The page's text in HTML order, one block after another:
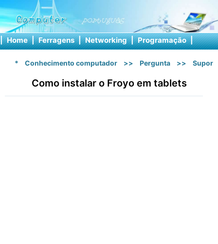
| Home | Ferragens | Networking | Programação |
* Conhecimento computador >> Pergunta >>
Como instalar o Froyo em tablets